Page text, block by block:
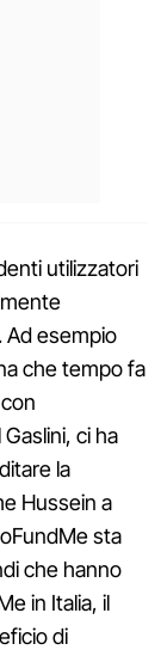
utilizzatori
Ad esempio
che tempo fa
ci ha
la
Hussein a
sta
che hanno
in Italia, il
di